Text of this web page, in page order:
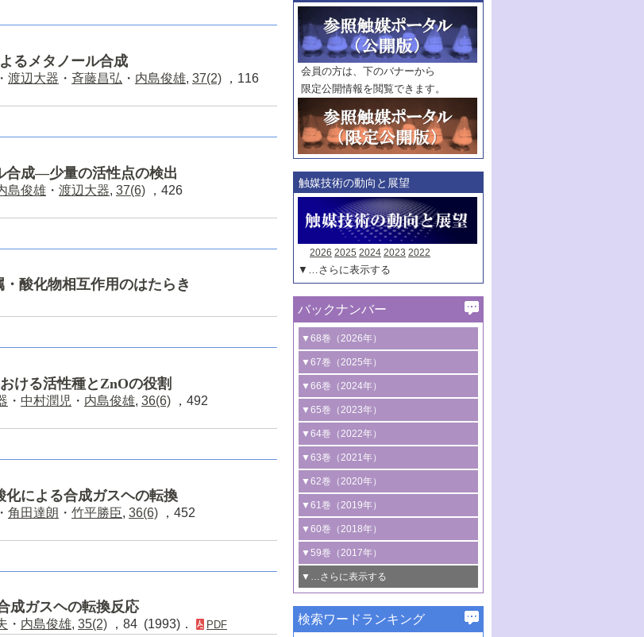
るメタノール合成
・ 渡辺大器 ・ 斉藤昌弘 ・ 内島俊雄, 37(2) ，116
合成―少量の活性点の検出
島俊雄 ・ 渡辺大器, 37(6) ，426
酸化物相互作用のはたらき
ける活性種とZnOの役割
・ 中村潤児 ・ 内島俊雄, 36(6) ，492
化による合成ガスヘの転換
・ 角田達朗 ・ 竹平勝臣, 36(6) ，452
成ガスヘの転換反応
・ 内島俊雄, 35(2) ，84 (1993)． PDF
会員の方は、下のバナーから
限定公開情報を閲覧できます。
触媒技術の動向と展望
2026 2025 2024 2023 2022
▼…さらに表示する
バックナンバー
▼68巻（2026年）
1号 過酸化水素合成に関する研究動向
2号 コンピューター技術により加速する
触媒開発
3号 有機分子変換やCO 資源化のための
光触媒に関する最近の研究
B号 第137回触媒討論会（2026年）
▼67巻（2025年）
1号 CO
水素化によるグリーン燃料/グリ
ーンケミカル製造
2号 水素製造のための水分解技術に関す
る最近の研究
3号 オレフィン系樹脂の精密合成に関す
る最新技術
4号 アルコール類の効率的変換を実現す
る非貴金属触媒の研究動向
5号 ゼオライトの合成と応用における研
究動向
6号 ヘテロ接合界面
B号 第135回触媒討論会（2025年）
▼66巻（2024年）
1号 低次元ナノ構造を有する触媒材料
2号 規制反応場を活用した固体触媒研究
の新展開
3号 未踏分子変換を目指した酸化触媒プ
ロセスの最前線
4号 シンクロトロン放射光および中性子
線を利用した触媒解析技術の最先端
5号 単原子触媒
6号 参照触媒委員会からのお知らせ
B号 第133回触媒討論会（2023年）
▼65巻（2023年）
1号 炭素が関わる触媒機能
2号 プラスチックケミカルリサイクルの
ための触媒技術
3号 非酸化物系金属化合物を基盤とした
触媒材料の開発
4号 格子酸素・格子酸素欠陥を利用した
触媒反応
5号 生体触媒によるエネルギー変換反応
6号 窒素とリンの循環のための触媒・機
能性材料
▼64巻（2022年）
1号 合成ガス製造とCOを用いるケミカル
ズ合成の最新動向
2号 化学品合成のための合金触媒開発
3号 CO の排出削減および有効活用のた
めの触媒技術
4号 若手による情報発信企画～とびたて
若き触媒の研究者たち～（1）
若き触媒の研究者たち～（2）
▼63巻（2021年）
1号 金触媒の新展開
2号 ペロブスカイト
3号 特殊反応場を利用した触媒的分子変
換反応
4号 多孔質材料を用いた触媒の新展開
5号 情報学的手法を用いた触媒開発
6号 カーボンニュートラルに向けた電解
技術
▼62巻（2020年）
1号 触媒設計を拓く欠陥構造のキャラク
タリゼーション
2号 機能化学品製造に資するクリーンな
触媒的酸化反応
3号 水処理のための触媒化学
4号 光触媒を用いた水分解の最新の研究
動向
▼61巻（2019年）
1号 物質移動制御に着目した触媒プロセ
ス開発
2号 CO2 フリー水素サプライチェーンに
関わる触媒開発動向
3号 精密高分子合成に関する最近の研究
動向
▼60巻（2018年）
1号 固体酸触媒の最新の研究動向
2号 二酸化炭素からの有用化学品合成
3号 ナノ粒子・クラスター触媒の最前線
4号 60周年記念企画
▼59巻（2017年）
1号 いたるところに，触媒
最先端技術
▼…さらに表示する
1号 ユニークな構造の高分子を生み出す触
▼57巻（2015年）
検索ワードランキング